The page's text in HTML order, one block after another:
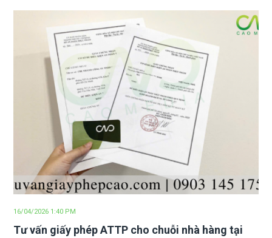
16/04/2026 1:40 PM
Tư vấn giấy phép ATTP cho chuỗi nhà hàng tại